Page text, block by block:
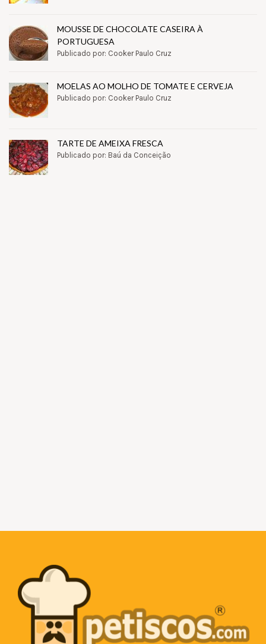
MOUSSE DE CHOCOLATE CASEIRA À
PORTUGUESA
Publicado por: Cooker Paulo Cruz
MOELAS AO MOLHO DE TOMATE E CERVEJA
Publicado por: Cooker Paulo Cruz
TARTE DE AMEIXA FRESCA
Publicado por: Baú da Conceição